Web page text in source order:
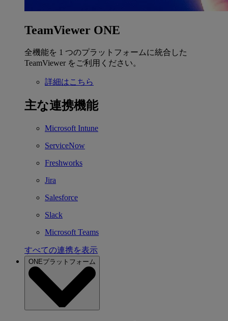
TeamViewer ONE
全機能を 1 つのプラットフォームに統合した
TeamViewer をご利用ください。
詳細はこちら
主な連携機能
Microsoft Intune
ServiceNow
Freshworks
Jira
Salesforce
Slack
Microsoft Teams
すべての連携を表示
ONEプラットフォーム